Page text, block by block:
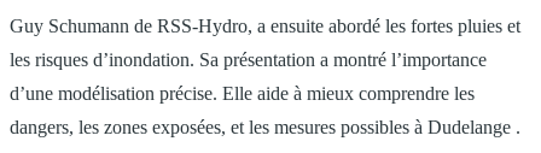
Guy Schumann de RSS-Hydro, a ensuite abordé les fortes pluies et
les risques d’inondation. Sa présentation a montré l’importance
d’une modélisation précise. Elle aide à mieux comprendre les
dangers, les zones exposées, et les mesures possibles à Dudelange .